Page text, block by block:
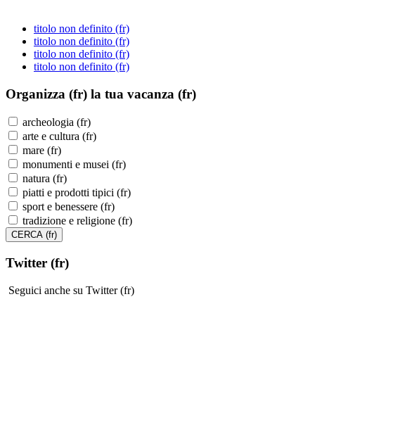
titolo non definito (fr)
titolo non definito (fr)
titolo non definito (fr)
titolo non definito (fr)
Organizza (fr) la tua vacanza (fr)
archeologia (fr)
arte e cultura (fr)
mare (fr)
monumenti e musei (fr)
natura (fr)
piatti e prodotti tipici (fr)
sport e benessere (fr)
tradizione e religione (fr)
Twitter (fr)
Seguici anche su Twitter (fr)